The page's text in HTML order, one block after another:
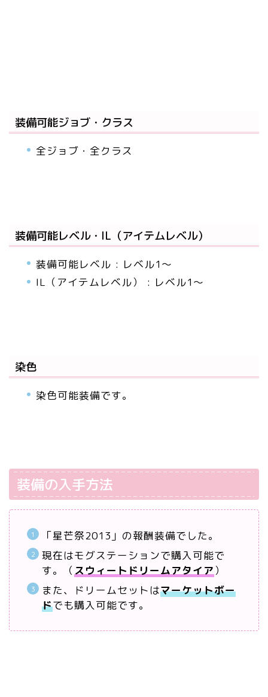
装備可能ジョブ・クラス
全ジョブ・全クラス
装備可能レベル・IL（アイテムレベル）
装備可能レベル : レベル1～
IL（アイテムレベル） : レベル1～
染色
染色可能装備です。
装備の入手方法
「星芒祭2013」の報酬装備でした。
現在はモグステーションで購入可能で
す。（ スウィートドリームアタイア）
また、ドリームセットはマーケットボー
ドでも購入可能です。